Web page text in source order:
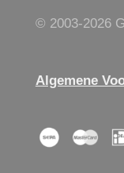
© 2003-2026
Algemene